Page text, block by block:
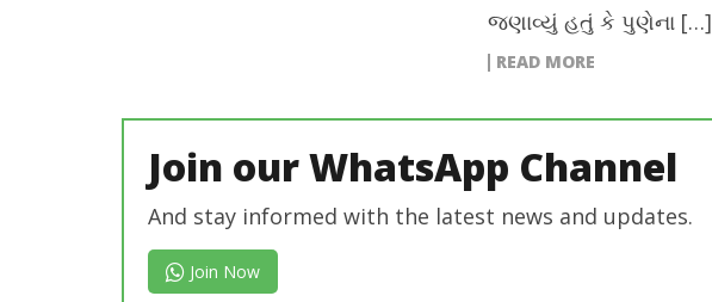
જણાવ્યું હતું કે પુણેના […]
READ MORE
Join our WhatsApp Channel
And stay informed with the latest news and updates.
Join Now